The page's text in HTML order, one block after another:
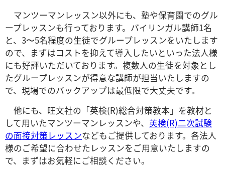
マンツーマンレッスン以外にも、塾や保育園でのグル
ープレッスンも行っております。バイリンガル講師1名
と、3〜5名程度の生徒でグループレッスンをいたします
ので、まずはコストを抑えて導入したいといった法人様
にも好評いただいております。複数人の生徒を対象とし
たグループレッスンが得意な講師が担当いたしますの
で、現場でのバックアップは最低限で大丈夫です。
他にも、旺文社の「英検(R)総合対策教本」を教材と
して用いたマンツーマンレッスンや、 英検(R)二次試験
の面接対策レッスンなどもご提供しております。各法人
様のご希望に合わせたレッスンをご用意いたしますの
で、まずはお気軽にご相談ください。